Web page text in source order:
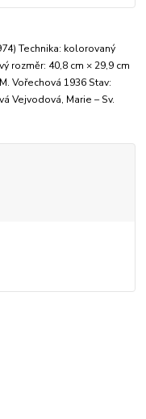
Technika: kolorovaný
rozměr: 40,8 cm × 29,9 cm
Vořechová 1936 Stav:
Vejvodová, Marie – Sv.